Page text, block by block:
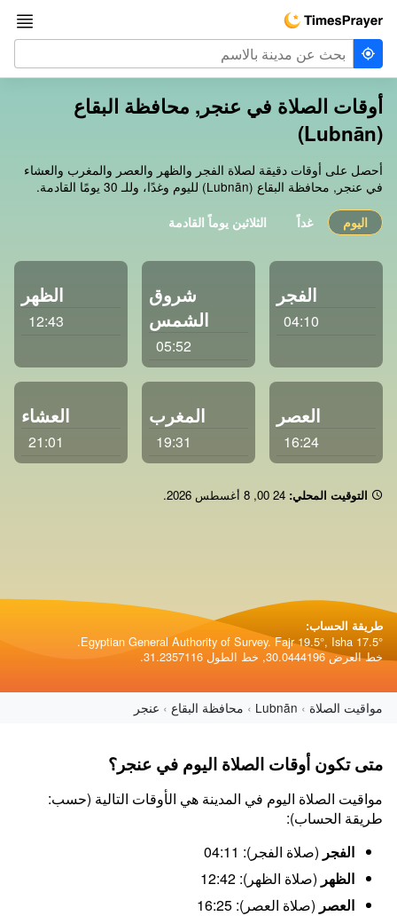
أوقات الصلاة في عنجر, محافظة البقاع
(Lubnān)
أحصل على أوقات دقيقة لصلاة الفجر والظهر والعصر والمغرب والعشاء
في عنجر, محافظة البقاع (Lubnān) لليوم وغدًا، وللـ 30 يومًا القادمة.
اليوم غداً الثلاثين يوماً القادمة
الفجر
04:10
شروق
الشمس
05:52
الظهر
12:43
العصر
16:24
المغرب
19:31
العشاء
21:01
التوقيت المحلي: 00 24
, 8 أغسطس 2026 .
طريقة الحساب:
Egyptian General Authority of Survey. Fajr 19.5°, Isha 17.5°.
خط العرض 30.0444196, خط الطول 31.2357116.
مواقيت الصلاة Lubnān محافظة البقاع عنجر
متى تكون أوقات الصلاة اليوم في عنجر؟
مواقيت الصلاة اليوم في المدينة هي الأوقات التالية (حسب:
طريقة الحساب):
الفجر (صلاة الفجر): 04:11
الظهر (صلاة الظهر): 12:42
العصر (صلاة العصر): 16:25